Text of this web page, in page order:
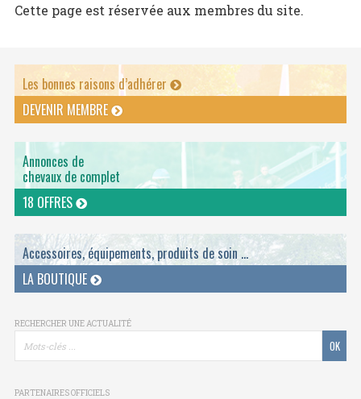
Cette page est réservée aux membres du site.
Les bonnes raisons d’adhérer
DEVENIR MEMBRE
Annonces de
chevaux de complet
18 OFFRES
Accessoires, équipements, produits de soin ...
LA BOUTIQUE
RECHERCHER UNE ACTUALITÉ
PARTENAIRES OFFICIELS